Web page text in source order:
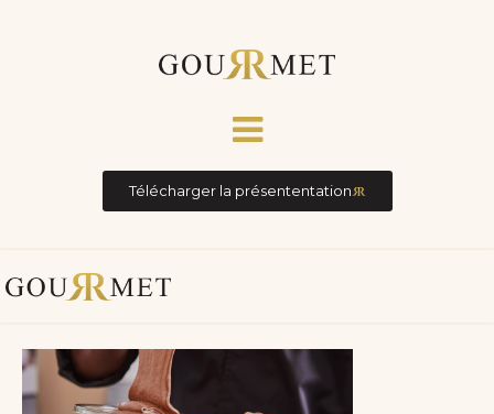
Télécharger la présententation